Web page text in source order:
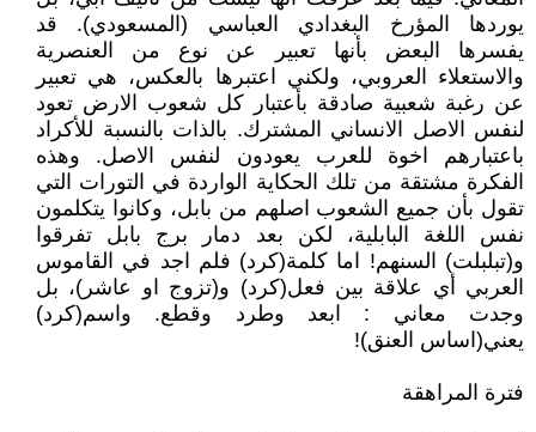
يوردها المؤرخ البغدادي العباسي (المسعودي). قد
يفسرها البعض بأنها تعبير عن نوع من العنصرية
والاستعلاء العروبي، ولكني اعتبرها بالعكس، هي تعبير
عن رغبة شعبية صادقة بأعتبار كل شعوب الارض تعود
لنفس الاصل الانساني المشترك. بالذات بالنسبة للأكراد
باعتبارهم اخوة للعرب يعودون لنفس الاصل. وهذه
الفكرة مشتقة من تلك الحكاية الواردة في التورات التي
تقول بأن جميع الشعوب اصلهم من بابل، وكانوا يتكلمون
نفس اللغة البابلية، لكن بعد دمار برج بابل تفرقوا
و(تبلبلت) السنهم! اما كلمة(كرد) فلم اجد في القاموس
العربي أي علاقة بين فعل(كرد) و(تزوج او عاشر)، بل
وجدت معاني : ابعد وطرد وقطع. واسم(كرد)
يعني(اساس العنق)!
فترة المراهقة